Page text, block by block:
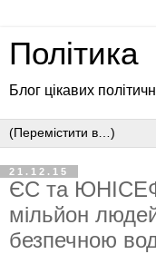
Політика
Блог цікавих
21.12.15
ЄС та
мільйон
безпечною